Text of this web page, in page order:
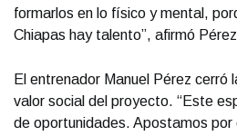
formarlos en lo físico y mental,
Chiapas hay talento”, afirmó
El entrenador Manuel Pérez cerró
valor social del proyecto. “Este
de oportunidades. Apostamos por